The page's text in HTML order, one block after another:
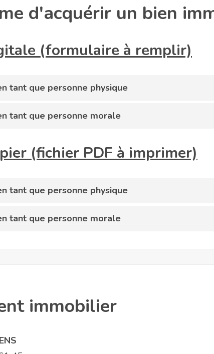
d'acquérir un bien
(formulaire à remplir)
tant que personne physique
tant que personne morale
(fichier PDF à imprimer)
tant que personne physique
tant que personne morale
immobilier